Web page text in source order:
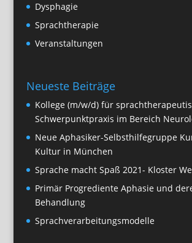
Dysphagie
Sprachtherapie
Veranstaltungen
Neueste Beiträge
Kollege (m/w/d) für
Schwerpunktpraxis im Bereich
Neue Aphasiker-Selbsthilfegruppe
Kultur in München
Sprache macht Spaß 2021- Kloster
Primär Progrediente Aphasie und
Behandlung
Sprachverarbeitungsmodelle